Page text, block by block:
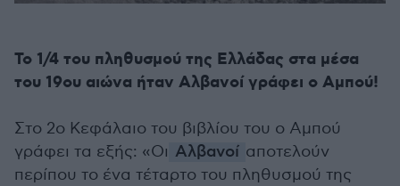
Το 1/4 του πληθυσμού της Ελλάδας στα μέσα
του 19ου αιώνα ήταν Αλβανοί γράφει ο Αμπού!
Στο 2ο Κεφάλαιο του βιβλίου του ο Αμπού
γράφει τα εξής: «Οι Αλβανοί αποτελούν
περίπου το ένα τέταρτο του πληθυσμού της